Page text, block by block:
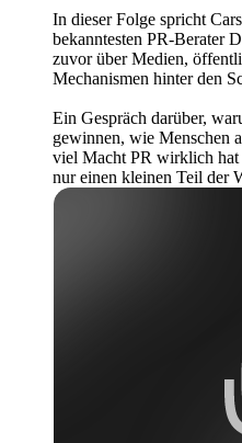
In dieser Folge spricht
bekanntesten PR-Berater
zuvor über Medien,
Mechanismen hinter den
Ein Gespräch darüber,
gewinnen, wie Menschen
viel Macht PR wirklich
nur einen kleinen Teil der